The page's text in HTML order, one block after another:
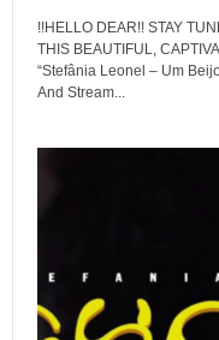
!!HELLO DEAR!! STAY
THIS BEAUTIFUL,
“Stefânia Leonel – Um
And Stream...